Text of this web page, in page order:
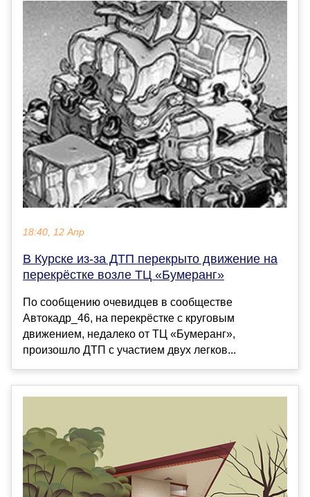
18:40, 12 Апр
В Курске из-за ДТП перекрыто движение на
перекрёстке возле ТЦ «Бумеранг»
По сообщению очевидцев в сообществе
Автокадр_46, на перекрёстке с круговым
движением, недалеко от ТЦ «Бумеранг»,
произошло ДТП с участием двух легков...